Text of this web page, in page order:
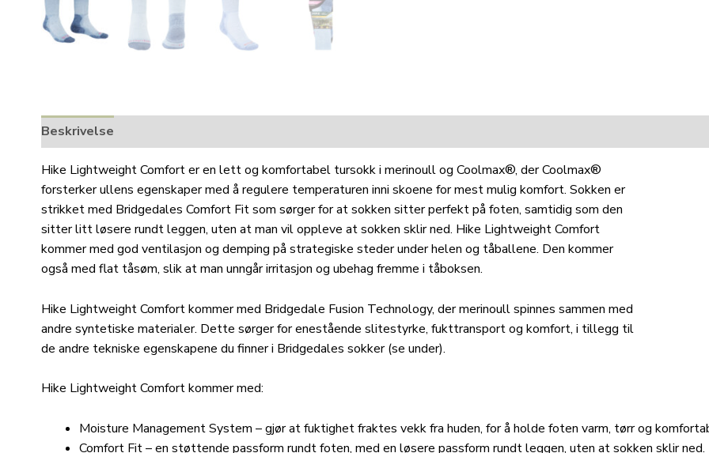
Beskrivelse
Hike Lightweight Comfort er en lett og komfortabel tursokk i merinoull og Coolmax®, der Coolmax®
forsterker ullens egenskaper med å regulere temperaturen inni skoene for mest mulig komfort. Sokken er
strikket med Bridgedales Comfort Fit som sørger for at sokken sitter perfekt på foten, samtidig som den
sitter litt løsere rundt leggen, uten at man vil oppleve at sokken sklir ned. Hike Lightweight Comfort
kommer med god ventilasjon og demping på strategiske steder under helen og tåballene. Den kommer
også med flat tåsøm, slik at man unngår irritasjon og ubehag fremme i tåboksen.
Hike Lightweight Comfort kommer med Bridgedale Fusion Technology, der merinoull spinnes sammen med
andre syntetiske materialer. Dette sørger for enestående slitestyrke, fukttransport og komfort, i tillegg til
de andre tekniske egenskapene du finner i Bridgedales sokker (se under).
Hike Lightweight Comfort kommer med:
Moisture Management System – gjør at fuktighet fraktes vekk fra huden, for å holde foten varm, tørr og
Comfort Fit – en støttende passform rundt foten, med en løsere passform rundt leggen, uten at sokken sklir ned.